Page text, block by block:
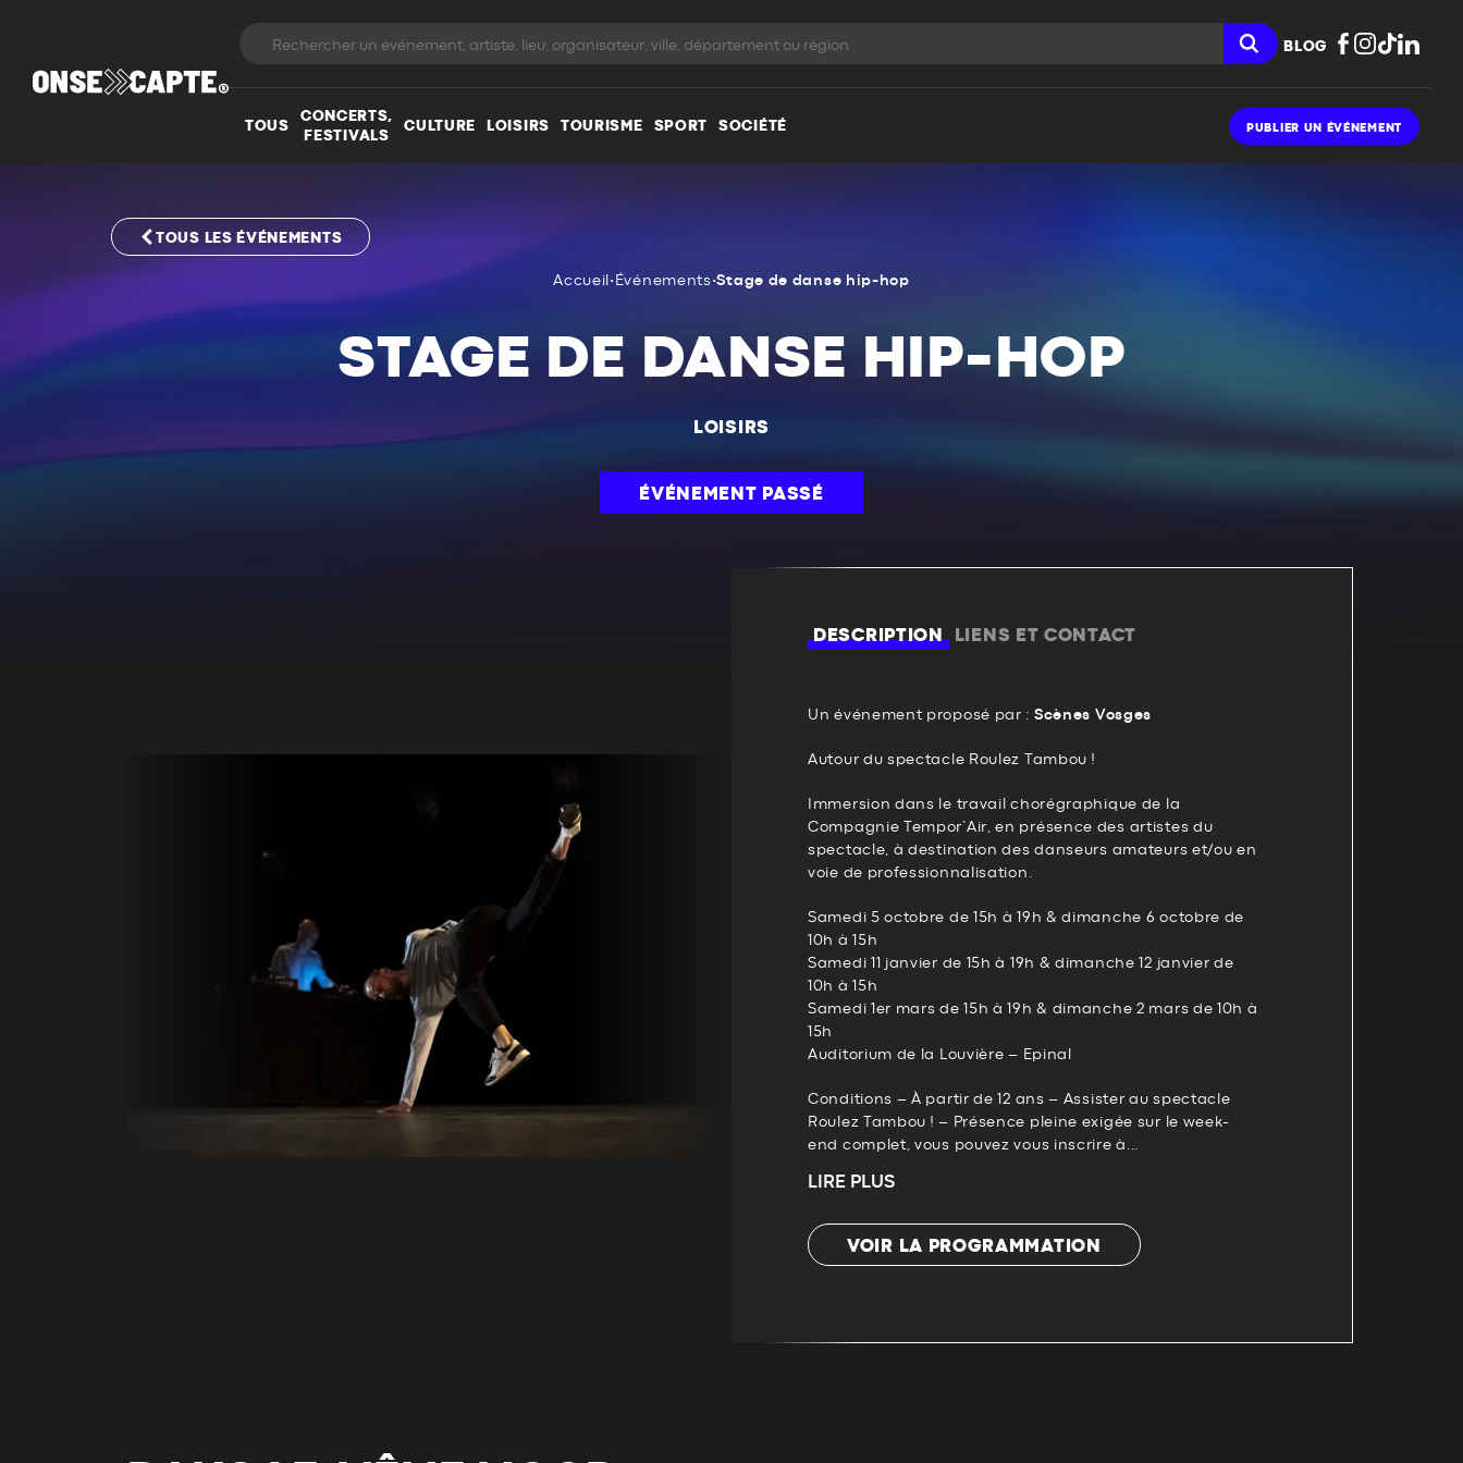
BLOG
TOUS
CONCERTS,
FESTIVALS
CULTURE LOISIRS TOURISME SPORT SOCIÉTÉ PUBLIER UN ÉVÉNEMENT
TOUS LES ÉVÉNEMENTS
Accueil • Événements•Stage de danse hip-hop
STAGE DE DANSE HIP-HOP
LOISIRS
ÉVÉNEMENT PASSÉ
DESCRIPTION LIENS ET CONTACT
Un événement proposé par : Scènes Vosges
Autour du spectacle Roulez Tambou !
Immersion dans le travail chorégraphique de la
Compagnie Tempor’Air, en présence des artistes du
spectacle, à destination des danseurs amateurs et/ou en
voie de professionnalisation.
Samedi 5 octobre de 15h à 19h & dimanche 6 octobre de
10h à 15h
Samedi 11 janvier de 15h à 19h & dimanche 12 janvier de
10h à 15h
Samedi 1er mars de 15h à 19h & dimanche 2 mars de 10h à
15h
Auditorium de la Louvière – Epinal
Conditions – À partir de 12 ans – Assister au spectacle
Roulez Tambou ! – Présence pleine exigée sur le week-
end complet, vous pouvez vous inscrire à...
LIRE PLUS
VOIR LA PROGRAMMATION